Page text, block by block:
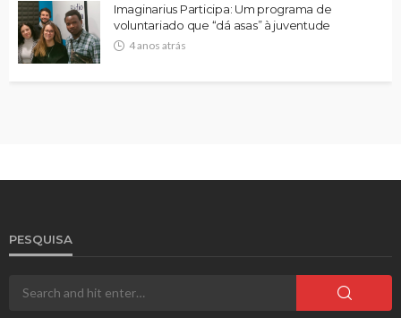
Imaginarius Participa: Um programa de
voluntariado que “dá asas” à juventude
4 anos atrás
PESQUISA